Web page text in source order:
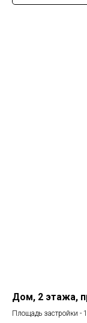
Дом, 2 этажа,
Площадь застройки -